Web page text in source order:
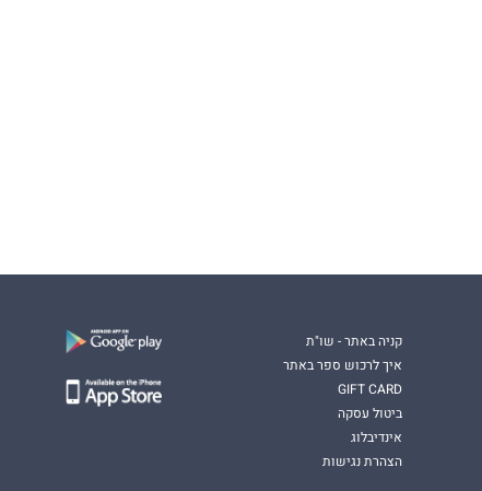
קניה באתר - שו"ת
איך לרכוש ספר באתר
GIFT CARD
ביטול עסקה
אינדיבלוג
הצהרת נגישות